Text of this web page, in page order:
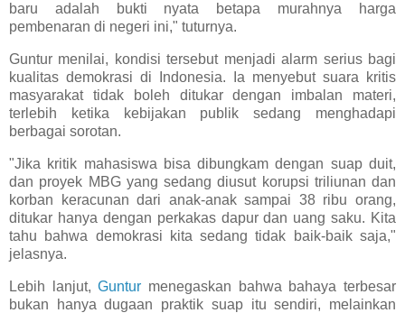
baru adalah bukti nyata betapa murahnya harga
pembenaran di negeri ini," tuturnya.
Guntur menilai, kondisi tersebut menjadi alarm serius bagi
kualitas demokrasi di Indonesia. Ia menyebut suara kritis
masyarakat tidak boleh ditukar dengan imbalan materi,
terlebih ketika kebijakan publik sedang menghadapi
berbagai sorotan.
"Jika kritik mahasiswa bisa dibungkam dengan suap duit,
dan proyek MBG yang sedang diusut korupsi triliunan dan
korban keracunan dari anak-anak sampai 38 ribu orang,
ditukar hanya dengan perkakas dapur dan uang saku. Kita
tahu bahwa demokrasi kita sedang tidak baik-baik saja,"
jelasnya.
Lebih lanjut,Guntur menegaskan bahwa bahaya terbesar
bukan hanya dugaan praktik suap itu sendiri, melainkan